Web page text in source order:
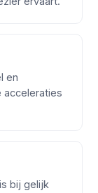
en
bij gelijk